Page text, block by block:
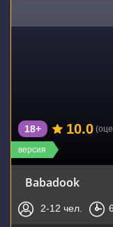
версия
18+ 10.0
Babadook
2-12 чел.